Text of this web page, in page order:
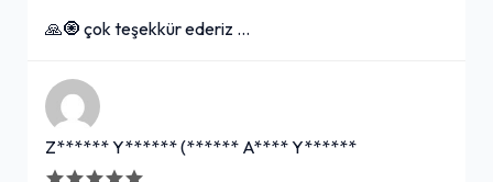
🙏🧿 çok teşekkür ederiz …
Z****** Y****** (****** A**** Y******